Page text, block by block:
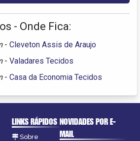
- Onde Fica:
- Cleveton Assis de Araujo
- Valadares Tecidos
- Casa da Economia Tecidos
LINKS RÁPIDOS
Sobre
NOVIDADES POR E-
MAIL